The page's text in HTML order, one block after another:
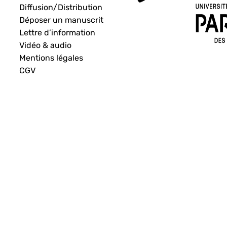
Diffusion/Distribution
Déposer un manuscrit
Lettre d’information
Vidéo & audio
Mentions légales
CGV